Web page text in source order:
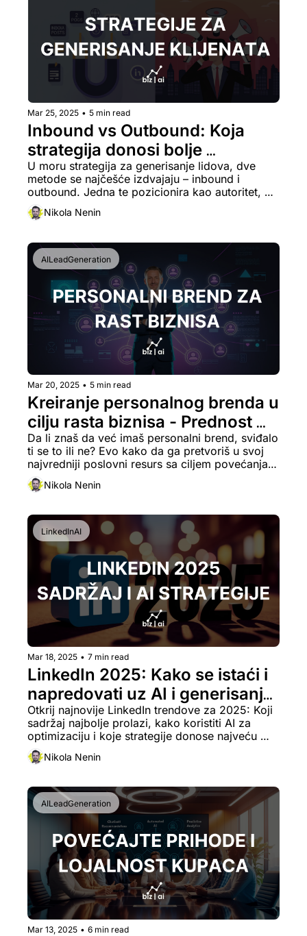
Mar 25, 2025 • 5 min read
Inbound vs Outbound: Koja
strategija donosi bolje
potencijalne klijente za tvoj
biznis?
U moru strategija za generisanje lidova, dve
metode se najčešće izdvajaju – inbound i
outbound. Jedna te pozicionira kao autoritet,
druga ti daje brze rezultate. U ovom tekstu
otkrivamo razlike, prednosti i kako da odabereš
odgovara.
Nikola Nenin
AILeadGeneration
Mar 20, 2025 • 5 min read
Kreiranje personalnog brenda u
cilju rasta biznisa - Prednost
korišćenja veštačke
inteligencije
Da li znaš da već imaš personalni brend, sviđalo
ti se to ili ne? Evo kako da ga pretvoriš u svoj
najvredniji poslovni resurs sa ciljem povećanja
broja klijenata, izgradnje reputacije, a samim tim
i profita.
Nikola Nenin
LinkedInAI
Mar 18, 2025 • 7 min read
LinkedIn 2025: Kako se istaći i
napredovati uz AI i generisanje
sadržaja?
Otkrij najnovije LinkedIn trendove za 2025: Koji
sadržaj najbolje prolazi, kako koristiti AI za
optimizaciju i koje strategije donose najveću
interakciju sa konekcijama i klijentima.
Nikola Nenin
AILeadGeneration
Mar 13, 2025 • 6 min read